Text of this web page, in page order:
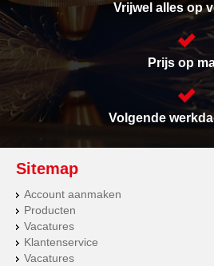
Vrijwel alles op
Prijs op
Volgende
Sitemap
Account aanmaken
Producten
Vacatures
Klantenservice
Vacatures